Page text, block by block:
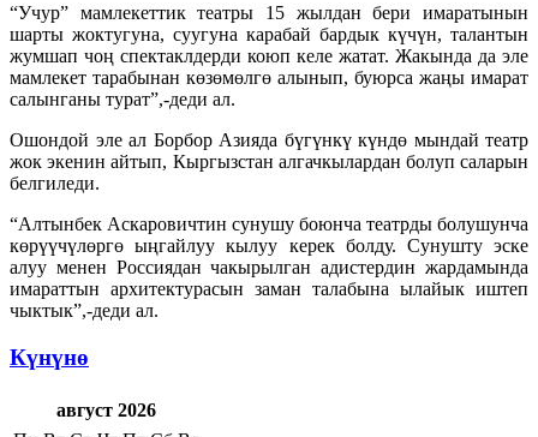
“Учур” мамлекеттик театры 15 жылдан бери имаратынын
шарты жоктугуна, суугуна карабай бардык күчүн, талантын
жумшап чоң спектаклдерди коюп келе жатат. Жакында да эле
мамлекет тарабынан көзөмөлгө алынып, буюрса жаңы имарат
салынганы турат”,-деди ал.
Ошондой эле ал Борбор Азияда бүгүнкү күндө мындай театр
жок экенин айтып, Кыргызстан алгачкылардан болуп саларын
белгиледи.
“Алтынбек Аскаровичтин сунушу боюнча театрды болушунча
көрүүчүлөргө ыңгайлуу кылуу керек болду. Сунушту эске
алуу менен Россиядан чакырылган адистердин жардамында
имараттын архитектурасын заман талабына ылайык иштеп
чыктык”,-деди ал.
Күнүнө
август 2026